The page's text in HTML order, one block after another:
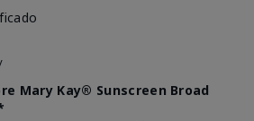
Mary Kay® Sunscreen Broad